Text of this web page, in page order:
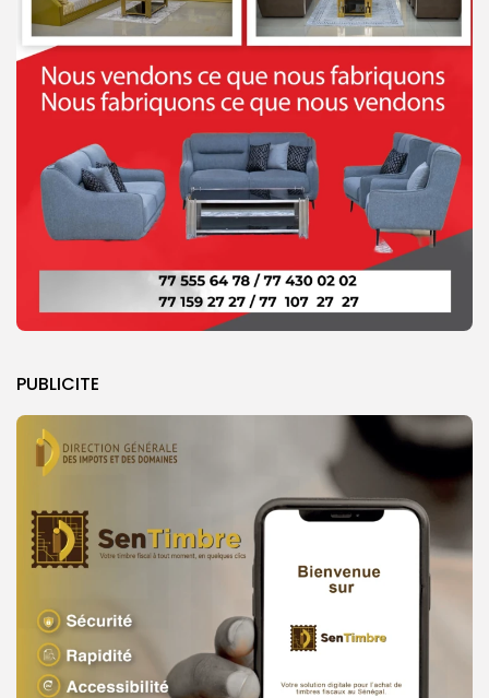
PUBLICITE